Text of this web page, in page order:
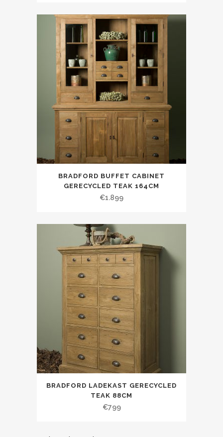
BRADFORD BUFFET CABINET
GERECYCLED TEAK 164CM
€1.899
BRADFORD LADEKAST GERECYCLED
TEAK 88CM
€799